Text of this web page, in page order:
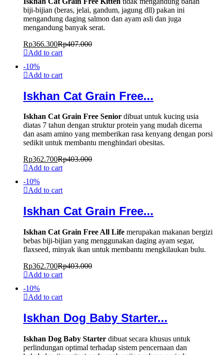
biji-bijian (beras, jelai, gandum, jagung dll) pakan ini
mengandung daging salmon dan ayam asli dan juga
mengandung banyak serat.
Rp366.300Rp407.000
Add to cart
-10%
Add to cart
Iskhan Cat Grain Free...
Iskhan Cat Grain Free Senior dibuat untuk kucing usia
diatas 7 tahun dengan struktur protein yang mudah dicerna
dan asam amino yang memberikan rasa kenyang dengan porsi
sedikit untuk membantu menghindari obesitas.
Rp362.700Rp403.000
Add to cart
-10%
Add to cart
Iskhan Cat Grain Free...
Iskhan Cat Grain Free All Life merupakan makanan bergizi
bebas biji-bijian yang menggunakan daging ayam segar,
flaxseed, minyak ikan untuk membantu mengkilaukan bulu.
Rp362.700Rp403.000
Add to cart
-10%
Add to cart
Iskhan Dog Baby Starter...
Iskhan Dog Baby Starter dibuat secara khusus untuk
perlindungan optimal terhadap sistem pencernaan dan